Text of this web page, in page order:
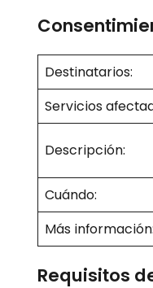
Destinatarios:
Servicios
Descripción:
Cuándo:
Más información:
Requisitos